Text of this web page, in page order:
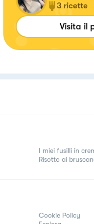
3 ricette
Visita il
I miei fusilli in
Risotto ai
Cookie Policy